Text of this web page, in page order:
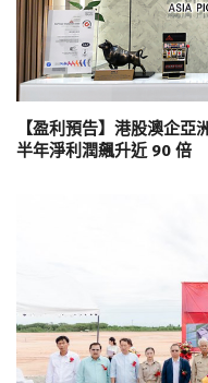
【盈利預告】港股澳企
半年淨利潤飆升近 90 倍